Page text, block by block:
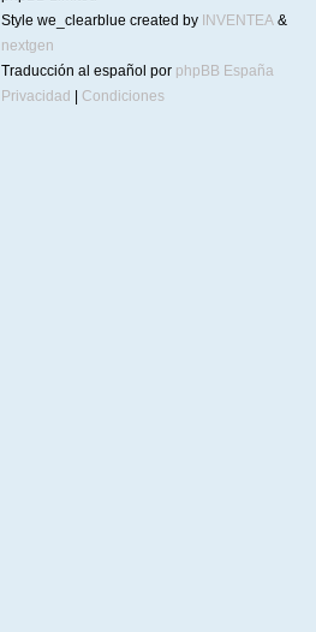
Style we_clearblue created by INVENTEA &
nextgen
Traducción al español por phpBB España
Privacidad
Condiciones